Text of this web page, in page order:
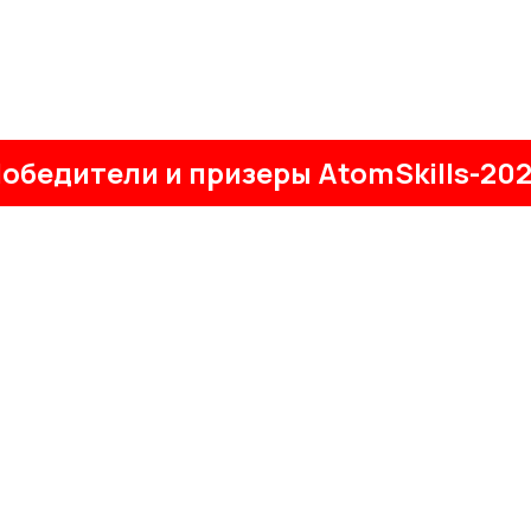
и призеры AtomSkills-